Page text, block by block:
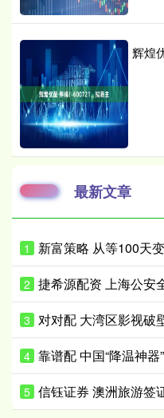
辉煌
最新文章
1
2
3
4 靠谱配 中国“降温神器
5 信钰证券 澳洲旅游签